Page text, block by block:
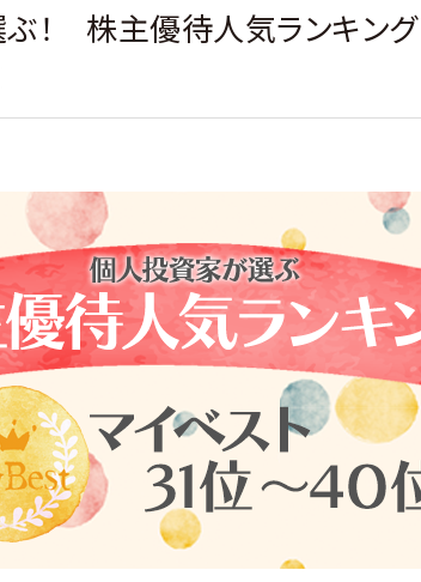
！ 株主優待人気ランキン